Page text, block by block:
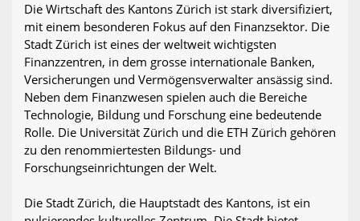
Die Wirtschaft des Kantons Zürich ist stark diversifiziert,
mit einem besonderen Fokus auf den Finanzsektor. Die
Stadt Zürich ist eines der weltweit wichtigsten
Finanzzentren, in dem grosse internationale Banken,
Versicherungen und Vermögensverwalter ansässig sind.
Neben dem Finanzwesen spielen auch die Bereiche
Technologie, Bildung und Forschung eine bedeutende
Rolle. Die Universität Zürich und die ETH Zürich gehören
zu den renommiertesten Bildungs- und
Forschungseinrichtungen der Welt.
Die Stadt Zürich, die Hauptstadt des Kantons, ist ein